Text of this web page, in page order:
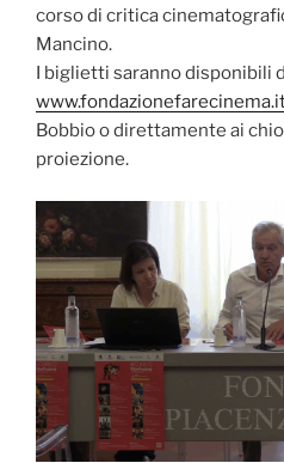
corso di critica
Mancino.
I biglietti saranno disponibili
Bobbio o direttamente ai
proiezione.